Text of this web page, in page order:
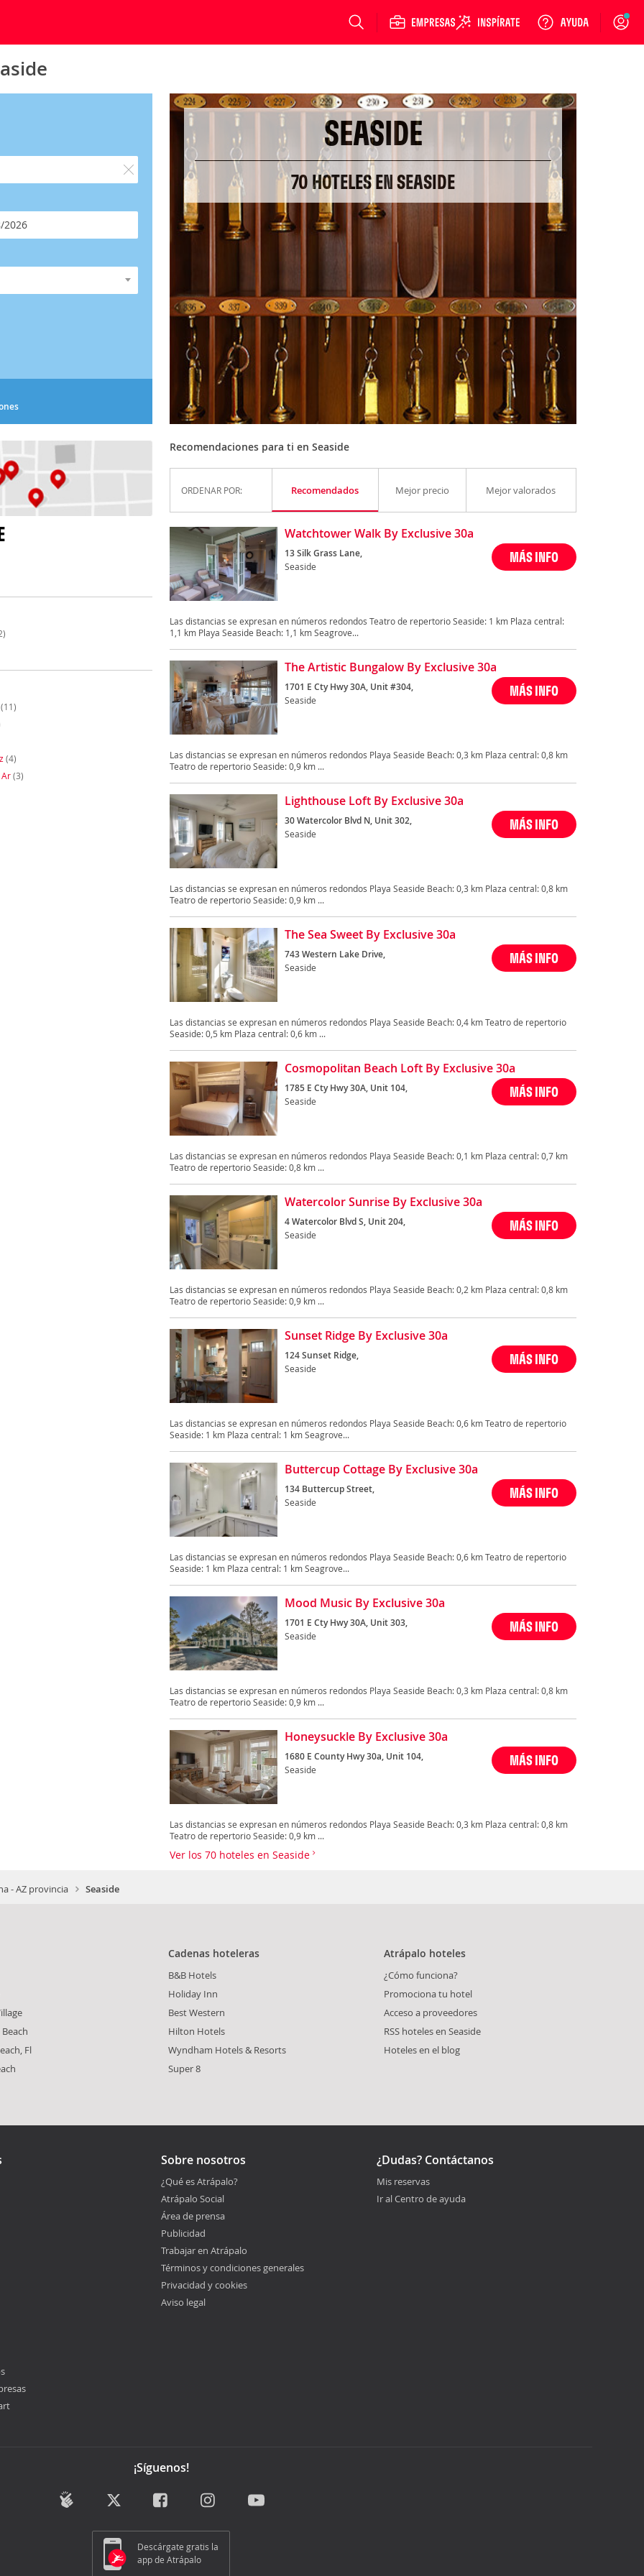
Login
(11)
(4)
Ar(3)
SEASIDE
70 HOTELES EN SEASIDE
Recomendaciones para ti en Seaside
ORDENAR POR: Recomendados Mejor precio Mejor valorados
Watchtower Walk By Exclusive 30a
13 Silk Grass Lane,
Seaside
MÁS INFO
Las distancias se expresan en números redondos Teatro de repertorio Seaside: 1 km Plaza central:
1,1 km Playa Seaside Beach: 1,1 km Seagrove...
The Artistic Bungalow By Exclusive 30a
1701 E Cty Hwy 30A, Unit #304,
Seaside
MÁS INFO
Las distancias se expresan en números redondos Playa Seaside Beach: 0,3 km Plaza central: 0,8 km
Teatro de repertorio Seaside: 0,9 km ...
Lighthouse Loft By Exclusive 30a
30 Watercolor Blvd N, Unit 302,
Seaside
MÁS INFO
Las distancias se expresan en números redondos Playa Seaside Beach: 0,3 km Plaza central: 0,8 km
Teatro de repertorio Seaside: 0,9 km ...
The Sea Sweet By Exclusive 30a
743 Western Lake Drive,
Seaside
MÁS INFO
Las distancias se expresan en números redondos Playa Seaside Beach: 0,4 km Teatro de repertorio
Seaside: 0,5 km Plaza central: 0,6 km ...
Cosmopolitan Beach Loft By Exclusive 30a
1785 E Cty Hwy 30A, Unit 104,
Seaside
MÁS INFO
Las distancias se expresan en números redondos Playa Seaside Beach: 0,1 km Plaza central: 0,7 km
Teatro de repertorio Seaside: 0,8 km ...
Watercolor Sunrise By Exclusive 30a
4 Watercolor Blvd S, Unit 204,
Seaside
MÁS INFO
Las distancias se expresan en números redondos Playa Seaside Beach: 0,2 km Plaza central: 0,8 km
Teatro de repertorio Seaside: 0,9 km ...
Sunset Ridge By Exclusive 30a
124 Sunset Ridge,
Seaside
MÁS INFO
Las distancias se expresan en números redondos Playa Seaside Beach: 0,6 km Teatro de repertorio
Seaside: 1 km Plaza central: 1 km Seagrove...
Buttercup Cottage By Exclusive 30a
134 Buttercup Street,
Seaside
MÁS INFO
Las distancias se expresan en números redondos Playa Seaside Beach: 0,6 km Teatro de repertorio
Seaside: 1 km Plaza central: 1 km Seagrove...
Mood Music By Exclusive 30a
1701 E Cty Hwy 30A, Unit 303,
Seaside
MÁS INFO
Las distancias se expresan en números redondos Playa Seaside Beach: 0,3 km Plaza central: 0,8 km
Teatro de repertorio Seaside: 0,9 km ...
Honeysuckle By Exclusive 30a
1680 E County Hwy 30a, Unit 104,
Seaside
MÁS INFO
Las distancias se expresan en números redondos Playa Seaside Beach: 0,3 km Plaza central: 0,8 km
Teatro de repertorio Seaside: 0,9 km ...
Ver los 70 hoteles en Seaside
- AZ provincia Seaside
Fl
Cadenas hoteleras
B&B Hotels
Holiday Inn
Best Western
Hilton Hotels
Wyndham Hotels & Resorts
Super 8
Atrápalo hoteles
¿Cómo funciona?
Promociona tu hotel
Acceso a proveedores
RSS hoteles en Seaside
Hoteles en el blog
Sobre nosotros
¿Qué es Atrápalo?
Atrápalo Social
Área de prensa
Publicidad
Trabajar en Atrápalo
Términos y condiciones generales
Privacidad y cookies
Aviso legal
¿Dudas? Contáctanos
Mis reservas
Ir al Centro de ayuda
¡Síguenos!
Descárgate gratis la
app de Atrápalo